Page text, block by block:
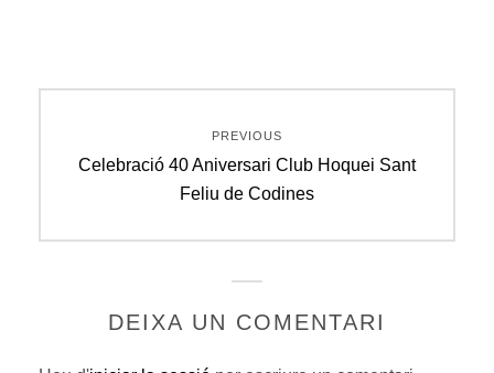
d'entrades
PREVIOUS
Previous
Celebració 40 Aniversari Club Hoquei Sant
Feliu de Codines
DEIXA UN COMENTARI